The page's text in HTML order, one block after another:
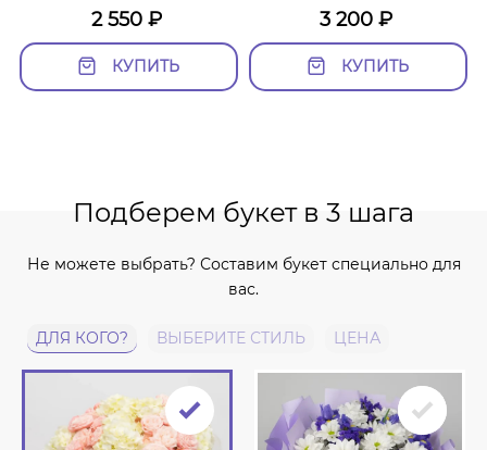
2 550₽
КУПИТЬ
3 200₽
КУПИТЬ
Подберем букет в 3 шага
Не можете выбрать? Составим букет специально для
вас.
ДЛЯ КОГО? ВЫБЕРИТЕ СТИЛЬ ЦЕНА